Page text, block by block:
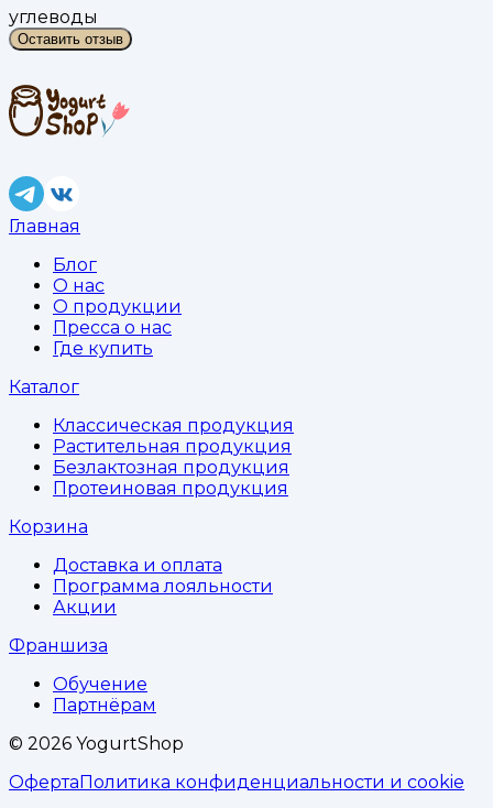
углеводы
Оставить отзыв
Главная
Блог
О нас
О продукции
Пресса о нас
Где купить
Каталог
Классическая продукция
Растительная продукция
Безлактозная продукция
Протеиновая продукция
Корзина
Доставка и оплата
Программа лояльности
Акции
Франшиза
Обучение
Партнёрам
© 2026 YogurtShop
ОфертаПолитика конфиденциальности и cookie